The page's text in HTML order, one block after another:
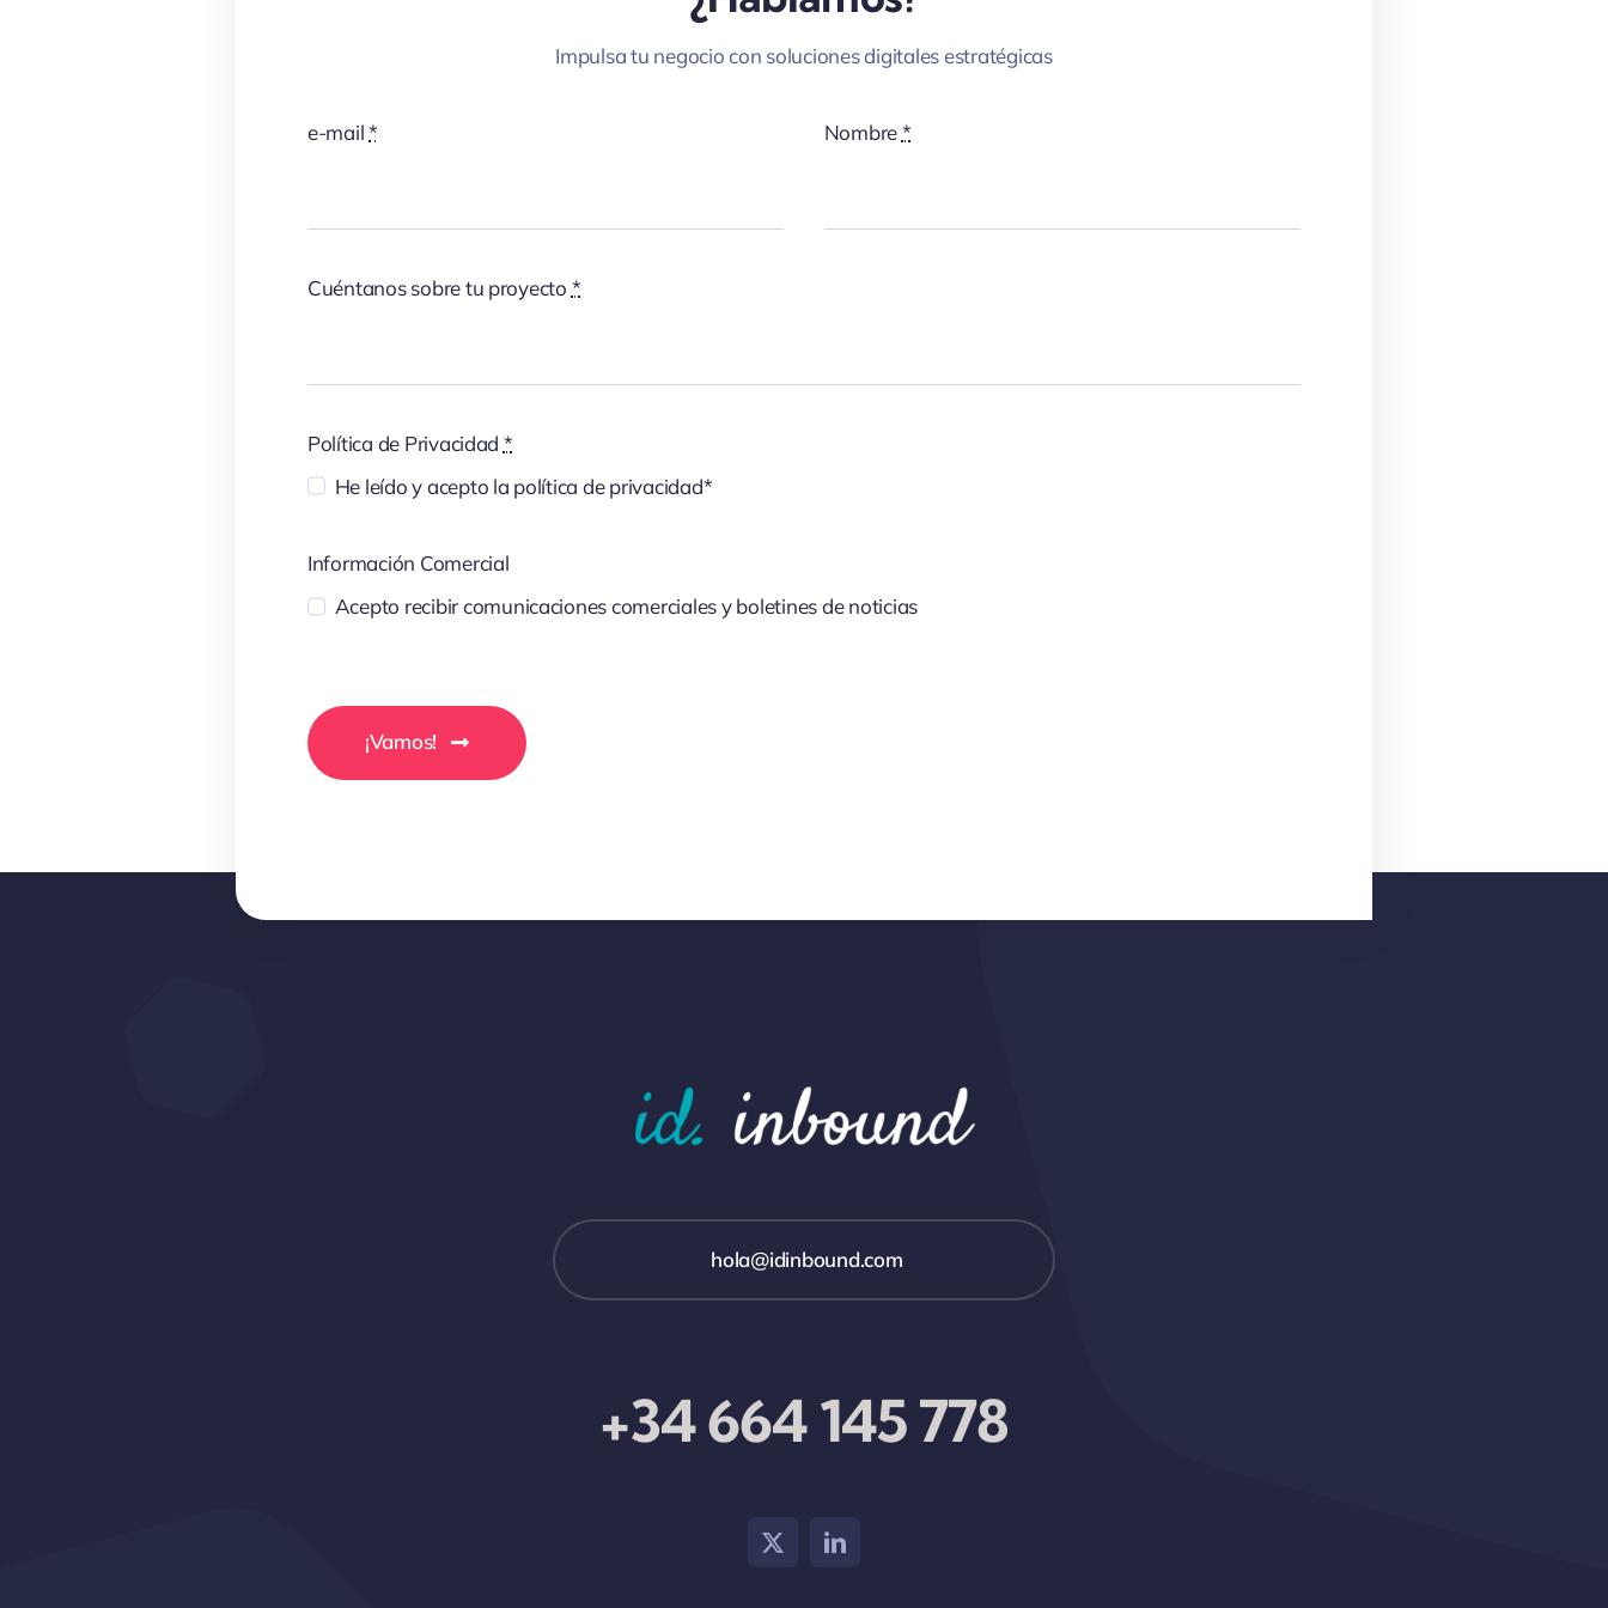
Impulsa tu negocio con soluciones digitales estratégicas
e-mail* Nombre*
Cuéntanos sobre tu proyecto *
Política de Privacidad *
He leído y acepto la política de privacidad*
Información Comercial
Acepto recibir comunicaciones comerciales y boletines de noticias
¡Vamos!
hola@idinbound.com
+34 664 145 778